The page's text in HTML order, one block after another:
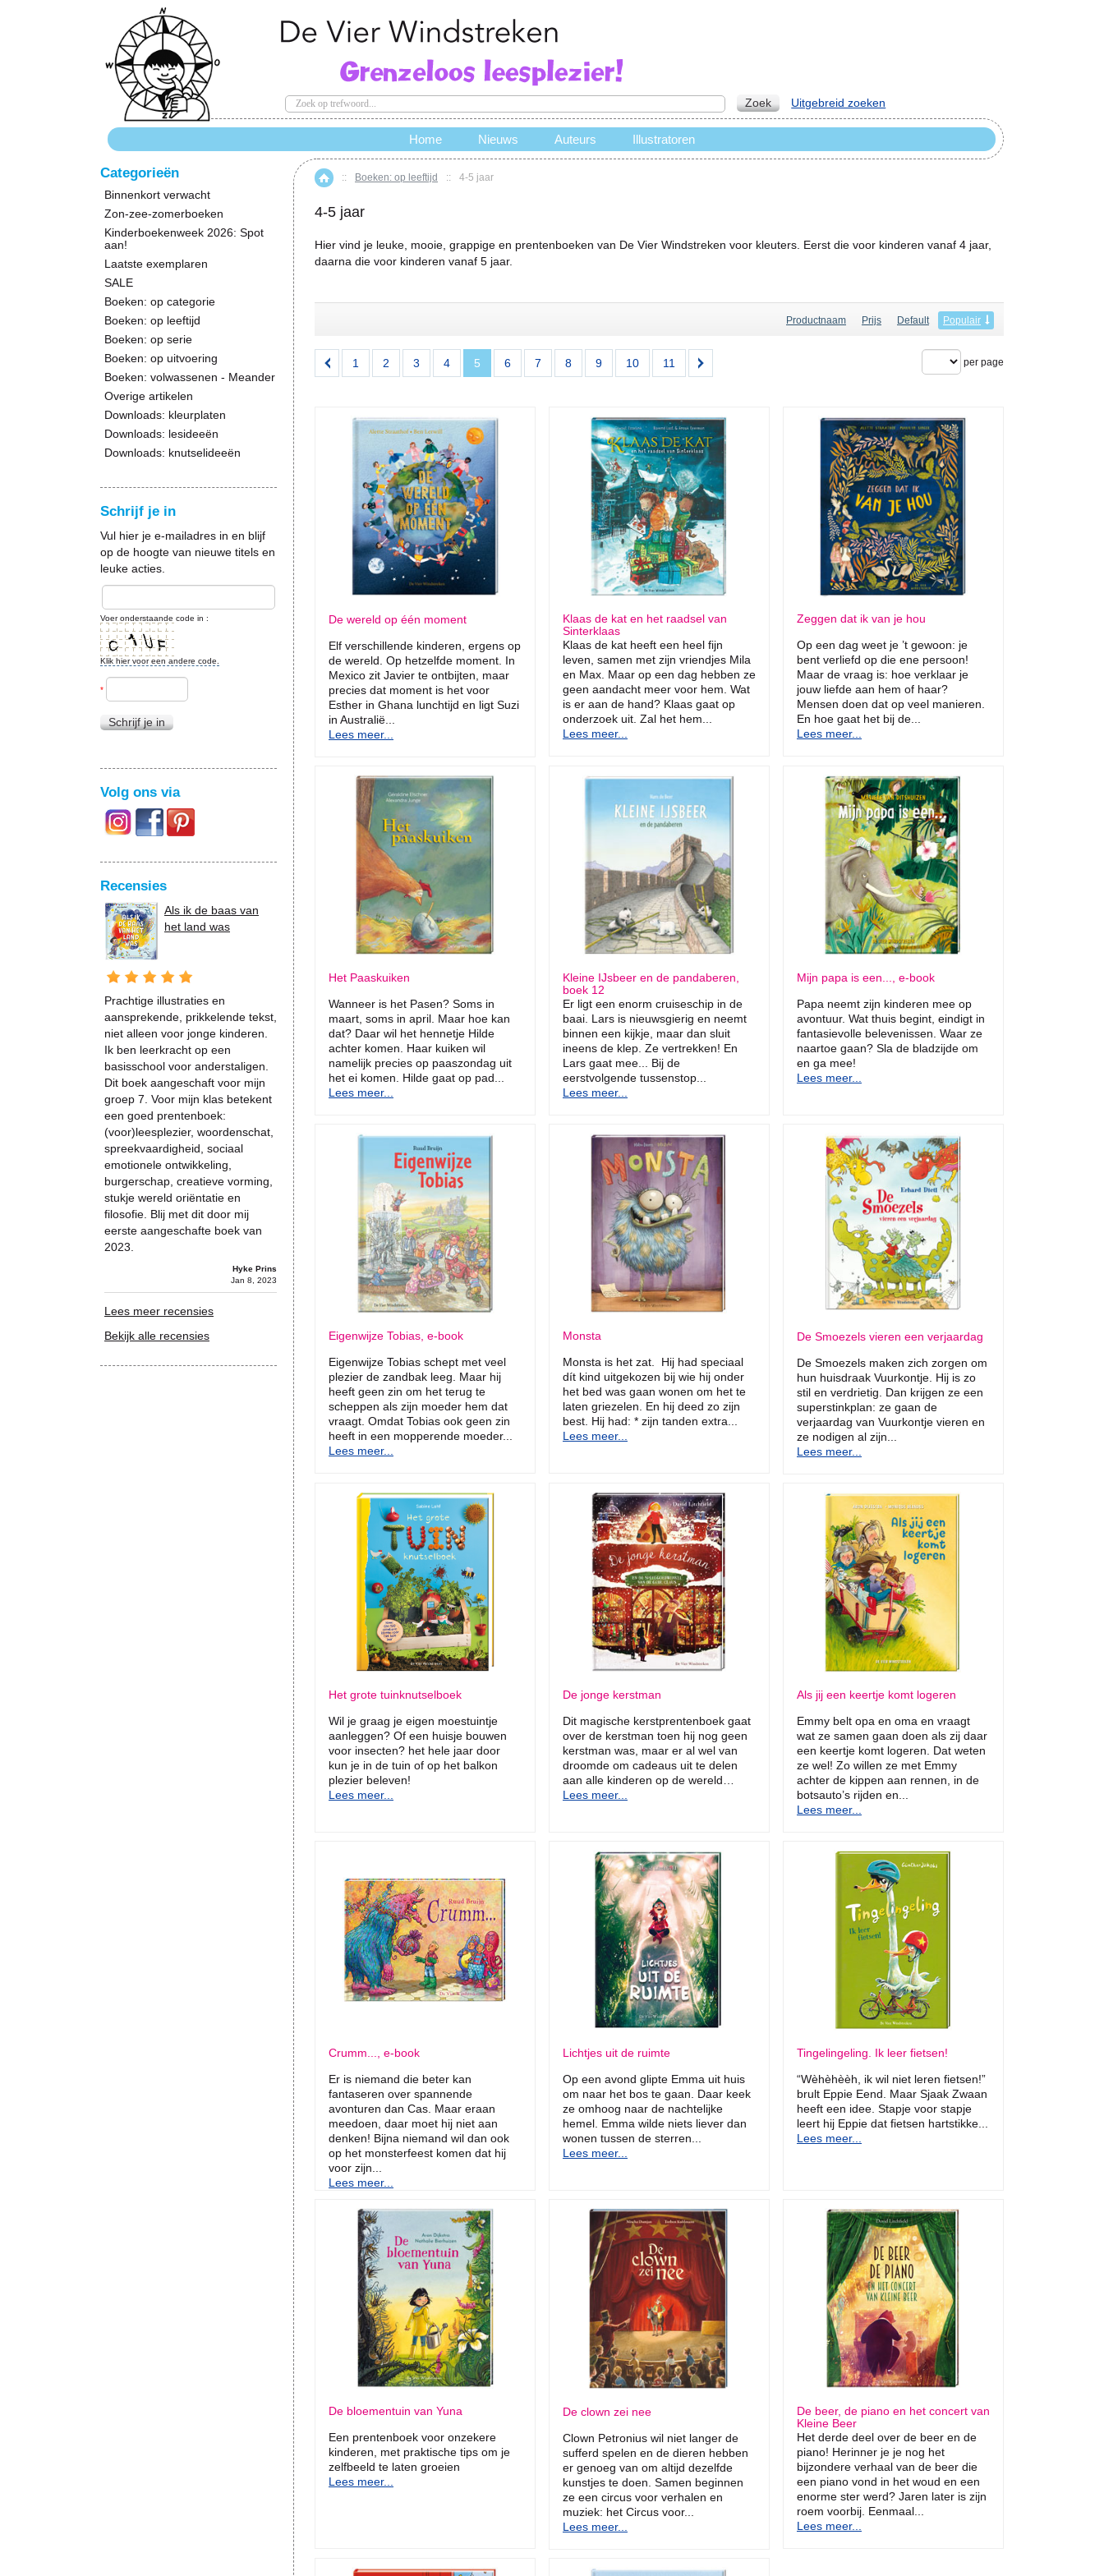
Home
:: Boeken: op leeftijd :: 4-5 jaar
4-5 jaar
Hier vind je leuke, mooie, grappige en prentenboeken van De Vier Windstreken voor kleuters. Eerst die voor kinderen vanaf 4 jaar,
daarna die voor kinderen vanaf 5 jaar.
Productnaam Prijs Default Populair
1 2 3 4 5 6 7 8 9 10 11 per page
De wereld op één moment
Elf verschillende kinderen, ergens op
de wereld. Op hetzelfde moment. In
Mexico zit Javier te ontbijten, maar
precies dat moment is het voor
Esther in Ghana lunchtijd en ligt Suzi
in Australië...
Lees meer...
Klaas de kat en het raadsel van
Sinterklaas
Klaas de kat heeft een heel fijn
leven, samen met zijn vriendjes Mila
en Max. Maar op een dag hebben ze
geen aandacht meer voor hem. Wat
is er aan de hand? Klaas gaat op
onderzoek uit. Zal het hem...
Lees meer...
Zeggen dat ik van je hou
Op een dag weet je ’t gewoon: je
bent verliefd op die ene persoon!
Maar de vraag is: hoe verklaar je
jouw liefde aan hem of haar?
Mensen doen dat op veel manieren.
En hoe gaat het bij de...
Lees meer...
Het Paaskuiken
Wanneer is het Pasen? Soms in
maart, soms in april. Maar hoe kan
dat? Daar wil het hennetje Hilde
achter komen. Haar kuiken wil
namelijk precies op paaszondag uit
het ei komen. Hilde gaat op pad...
Lees meer...
Kleine IJsbeer en de pandaberen,
boek 12
Er ligt een enorm cruiseschip in de
baai. Lars is nieuwsgierig en neemt
binnen een kijkje, maar dan sluit
ineens de klep. Ze vertrekken! En
Lars gaat mee... Bij de
eerstvolgende tussenstop...
Lees meer...
Mijn papa is een..., e-book
Papa neemt zijn kinderen mee op
avontuur. Wat thuis begint, eindigt in
fantasievolle belevenissen. Waar ze
naartoe gaan? Sla de bladzijde om
en ga mee!
Lees meer...
Eigenwijze Tobias, e-book
Eigenwijze Tobias schept met veel
plezier de zandbak leeg. Maar hij
heeft geen zin om het terug te
scheppen als zijn moeder hem dat
vraagt. Omdat Tobias ook geen zin
heeft in een mopperende moeder...
Lees meer...
Monsta
Monsta is het zat. Hij had speciaal
dít kind uitgekozen bij wie hij onder
het bed was gaan wonen om het te
laten griezelen. En hij deed zo zijn
best. Hij had: * zijn tanden extra...
Lees meer...
De Smoezels vieren een verjaardag
De Smoezels maken zich zorgen om
hun huisdraak Vuurkontje. Hij is zo
stil en verdrietig. Dan krijgen ze een
superstinkplan: ze gaan de
verjaardag van Vuurkontje vieren en
ze nodigen al zijn...
Lees meer...
Het grote tuinknutselboek
Wil je graag je eigen moestuintje
aanleggen? Of een huisje bouwen
voor insecten? het hele jaar door
kun je in de tuin of op het balkon
plezier beleven!
Lees meer...
De jonge kerstman
Dit magische kerstprentenboek gaat
over de kerstman toen hij nog geen
kerstman was, maar er al wel van
droomde om cadeaus uit te delen
aan alle kinderen op de wereld…
Lees meer...
Als jij een keertje komt logeren
Emmy belt opa en oma en vraagt
wat ze samen gaan doen als zij daar
een keertje komt logeren. Dat weten
ze wel! Zo willen ze met Emmy
achter de kippen aan rennen, in de
botsauto’s rijden en...
Lees meer...
Crumm..., e-book
Er is niemand die beter kan
fantaseren over spannende
avonturen dan Cas. Maar eraan
meedoen, daar moet hij niet aan
denken! Bijna niemand wil dan ook
op het monsterfeest komen dat hij
voor zijn...
Lees meer...
Lichtjes uit de ruimte
Op een avond glipte Emma uit huis
om naar het bos te gaan. Daar keek
ze omhoog naar de nachtelijke
hemel. Emma wilde niets liever dan
wonen tussen de sterren...
Lees meer...
Tingelingeling. Ik leer fietsen!
“Wèhèhèèh, ik wil niet leren fietsen!”
brult Eppie Eend. Maar Sjaak Zwaan
heeft een idee. Stapje voor stapje
leert hij Eppie dat fietsen hartstikke...
Lees meer...
De bloementuin van Yuna
Een prentenboek voor onzekere
kinderen, met praktische tips om je
zelfbeeld te laten groeien
Lees meer...
De clown zei nee
Clown Petronius wil niet langer de
sufferd spelen en de dieren hebben
er genoeg van om altijd dezelfde
kunstjes te doen. Samen beginnen
ze een circus voor verhalen en
muziek: het Circus voor...
Lees meer...
De beer, de piano en het concert van
Kleine Beer
Het derde deel over de beer en de
piano! Herinner je je nog het
bijzondere verhaal van de beer die
een piano vond in het woud en een
enorme ster werd? Jaren later is zijn
roem voorbij. Eenmaal...
Lees meer...
Categorieën
Binnenkort verwacht
Zon-zee-zomerboeken
Kinderboekenweek 2026: Spot
aan!
Laatste exemplaren
SALE
Boeken: op categorie
Boeken: op leeftijd
Boeken: op serie
Boeken: op uitvoering
Boeken: volwassenen - Meander
Overige artikelen
Downloads: kleurplaten
Downloads: lesideeën
Downloads: knutselideeën
Schrijf je in
Vul hier je e-mailadres in en blijf
op de hoogte van nieuwe titels en
leuke acties.
Voer onderstaande code in :
Klik hier voor een andere code.
*
Schrijf je in
Volg ons via
Recensies
Als ik de baas van
het land was
Prachtige illustraties en
aansprekende, prikkelende tekst,
niet alleen voor jonge kinderen.
Ik ben leerkracht op een
basisschool voor anderstaligen.
Dit boek aangeschaft voor mijn
groep 7. Voor mijn klas betekent
een goed prentenboek:
(voor)leesplezier, woordenschat,
spreekvaardigheid, sociaal
emotionele ontwikkeling,
burgerschap, creatieve vorming,
stukje wereld oriëntatie en
filosofie. Blij met dit door mij
eerste aangeschafte boek van
2023.
Hyke Prins
Jan 8, 2023
Lees meer recensies
Bekijk alle recensies
Zoek Uitgebreid zoeken
Home Nieuws Auteurs Illustratoren